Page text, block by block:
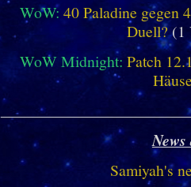
WoW:40 Paladine gegen
Duell?(1
WoW Midnight: Patch
Samiyah's